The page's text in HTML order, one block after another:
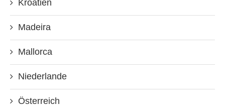
Kroatien
Madeira
Mallorca
Niederlande
Österreich